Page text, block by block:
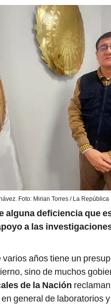
Foto: Mirian Torres / La República
alguna deficiencia que
a las
años tiene un
sino de muchos
de la Nación
general de laboratorios